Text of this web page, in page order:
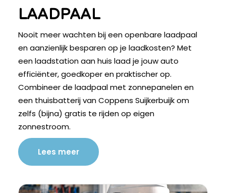
LAADPAAL
Nooit meer wachten bij een openbare laadpaal
en aanzienlijk besparen op je laadkosten? Met
een laadstation aan huis laad je jouw auto
efficiënter, goedkoper en praktischer op.
Combineer de laadpaal met zonnepanelen en
een thuisbatterij van Coppens Suijkerbuijk om
zelfs (bijna) gratis te rijden op eigen
zonnestroom.
Lees meer